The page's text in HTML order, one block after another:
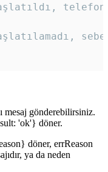
mesaj gönderebilirsiniz.
'ok'} döner.
döner, errReason
ya da neden